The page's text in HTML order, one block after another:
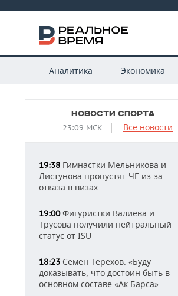
Аналитика Экономика
НОВОСТИ СПОРТА
23:09 МСК Все новости
19:38 Гимнастки Мельникова и
Листунова пропустят ЧЕ из-за
отказа в визах
19:00Фигуристки Валиева и
Трусова получили нейтральный
статус от ISU
18:23 Семен Терехов: «Буду
доказывать, что достоин быть в
основном составе «Ак Барса»